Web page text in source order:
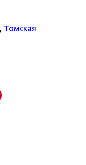
, Томская